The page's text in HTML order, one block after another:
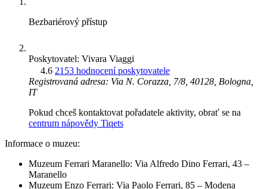
Bezbariérový přístup
Poskytovatel: Vivara Viaggi
4.6 2153 hodnocení poskytovatele
Registrovaná adresa: Via N. Corazza, 7/8, 40128, Bologna,
IT
Pokud chceš kontaktovat pořadatele aktivity, obrať se na
centrum nápovědy Tiqets
Informace o muzeu:
Muzeum Ferrari Maranello: Via Alfredo Dino Ferrari, 43 –
Maranello
Muzeum Enzo Ferrari: Via Paolo Ferrari, 85 – Modena